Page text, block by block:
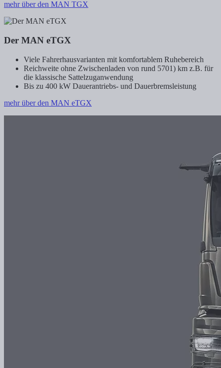
mehr über den MAN TGX
Der MAN eTGX
Viele Fahrerhausvarianten mit komfortablem Ruhebereich
Reichweite ohne Zwischenladen von rund 5701) km z.B. für
die klassische Sattelzuganwendung
Bis zu 400 kW Dauerantriebs- und Dauerbremsleistung
mehr über den MAN eTGX